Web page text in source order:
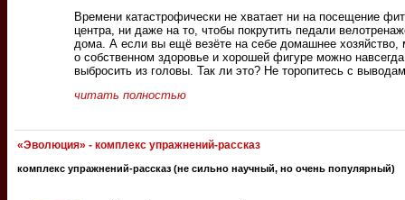
Времени катастрофически не хватает ни на посещение
центра, ни даже на то, чтобы покрутить педали
дома. А если вы ещё везёте на себе домашнее хозяйство,
о собственном здоровье и хорошей фигуре можно навсегда
выбросить из головы. Так ли это? Не торопитесь с
читать полностью
«Эволюция» - комплекс упражнений-рассказ
комплекс упражнений-рассказ (не сильно научный, но очень популярный)